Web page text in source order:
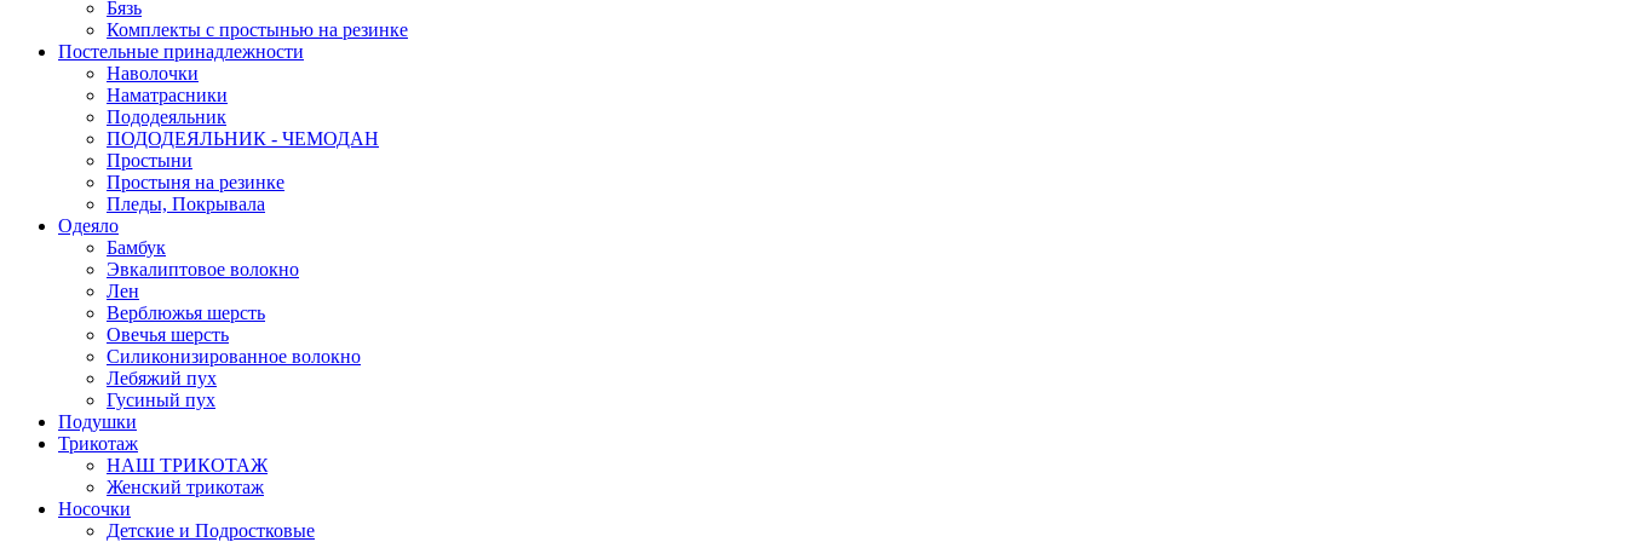
Бязь
Комплекты с простынью на резинке
Постельные принадлежности
Наволочки
Наматрасники
Пододеяльник
ПОДОДЕЯЛЬНИК - ЧЕМОДАН
Простыни
Простыня на резинке
Пледы, Покрывала
Одеяло
Бамбук
Эвкалиптовое волокно
Лен
Верблюжья шерсть
Овечья шерсть
Силиконизированное волокно
Лебяжий пух
Гусиный пух
Подушки
Трикотаж
НАШ ТРИКОТАЖ
Женский трикотаж
Носочки
Детские и Подростковые